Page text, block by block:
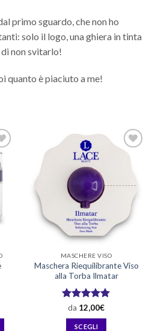
primo sguardo, che non ho
solo il logo, una ghiera in tinta
non svitarlo!
quanto è piaciuto a me!
MASCHERE VISO
Maschera Riequilibrante Viso
alla Torba Ilmatar
Valutato
4.96su 5
da 12,00€
SCEGLI